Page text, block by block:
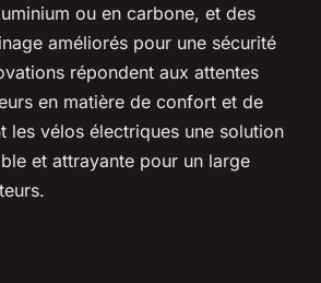
ou en carbone, et des
améliorés pour une sécurité
répondent aux attentes
en matière de confort et de
les vélos électriques une solution
et attrayante pour un large